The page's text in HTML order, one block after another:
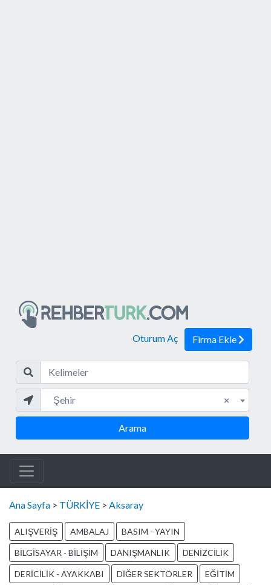
Oturum Aç Firma Ekle
×
Şehir
Arama
Ana Sayfa > TÜRKİYE > Aksaray
ALIŞVERİŞ AMBALAJ BASIM - YAYIN
BİLGİSAYAR - BİLİŞİM DANIŞMANLIK DENİZCİLİK
DERİCİLİK - AYAKKABI DİĞER SEKTÖRLER EĞİTİM